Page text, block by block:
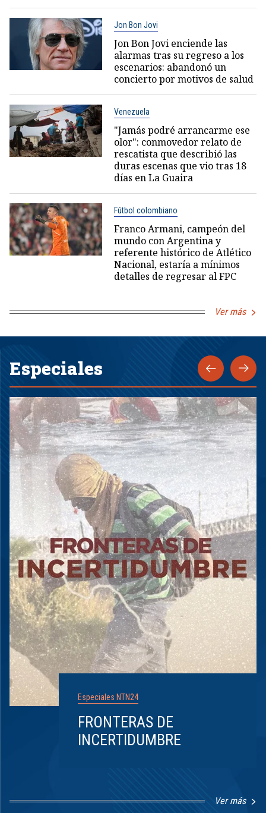
Jon Bon Jovi
Jon Bon Jovi enciende las
alarmas tras su regreso a los
escenarios: abandonó un
concierto por motivos de salud
Venezuela
"Jamás podré arrancarme ese
olor": conmovedor relato de
rescatista que describió las
duras escenas que vio tras 18
días en La Guaira
Fútbol colombiano
Franco Armani, campeón del
mundo con Argentina y
referente histórico de Atlético
Nacional, estaría a mínimos
detalles de regresar al FPC
Ver más
Especiales
Especiales NTN24
FRONTERAS DE
INCERTIDUMBRE
Ver más